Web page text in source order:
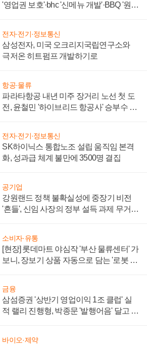
'영업권 보호'·bhc '신메뉴 개발'·BBQ '원가
전자·전기·정보통신
삼성전자, 미국 오크리지국립연구소와
극저온 히트펌프 개발하기로
항공·물류
파라타항공 내년 미주 장거리 노선 첫 도
전, 윤철민 '하이브리드 항공사' 승부수 통
전자·전기·정보통신
SK하이닉스 통합노조 설립 움직임 본격
화, 성과급 체계 불만에 3500명 결집
공기업
강원랜드 정책 불확실성에 중장기 비전
'흔들', 신임 사장의 정부 설득 과제 무거워
소비자·유통
[현장] 롯데마트 야심작 '부산 물류센터' 가
보니, 장보기 상품 자동으로 담는 '로봇 40
금융
삼섬증권 '상반기 영업이익 1조 클럽' 실
적 랠리 진행형, 박종문 '발행어음' 달고 연
바이오·제약